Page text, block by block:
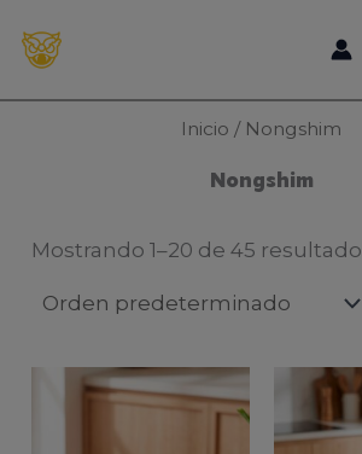
Inicio / Nongshim
Nongshim
Mostrando 1–20 de 45